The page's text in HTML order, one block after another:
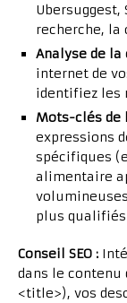
Ubersuggest,
recherche, la
Analyse de la
internet de
identifiez les
Mots-clés de
expressions
spécifiques
alimentaire
plus
Conseil SEO :
dans le contenu
<title>), vos